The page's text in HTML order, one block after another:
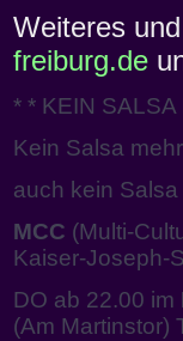
Weiteres
freiburg.de
* * KEIN SALSA
Kein Salsa
auch kein
MCC (Multi-
Kaiser-Joseph-
DO ab 22.00 im
(Am Martinstor)